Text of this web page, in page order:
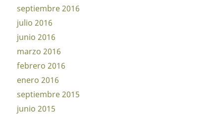
septiembre 2016
julio 2016
junio 2016
marzo 2016
febrero 2016
enero 2016
septiembre 2015
junio 2015